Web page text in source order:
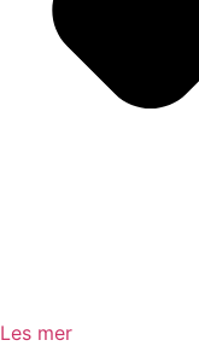
Les mer